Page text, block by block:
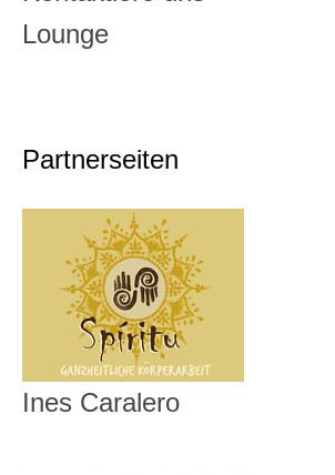
Lounge
Partnerseiten
Ines Caralero